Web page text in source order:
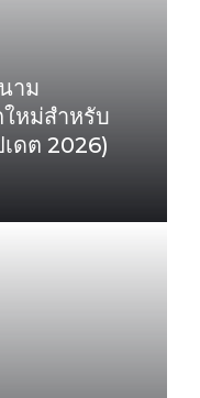
าม
หม่สำหรับ
ดต 2026)